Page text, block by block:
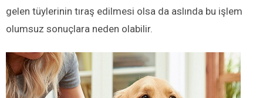
gelen tüylerinin tıraş edilmesi olsa da aslında bu işlem
olumsuz sonuçlara neden olabilir.